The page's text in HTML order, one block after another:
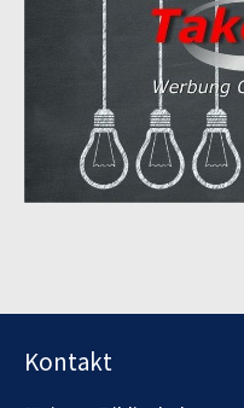
Kontakt